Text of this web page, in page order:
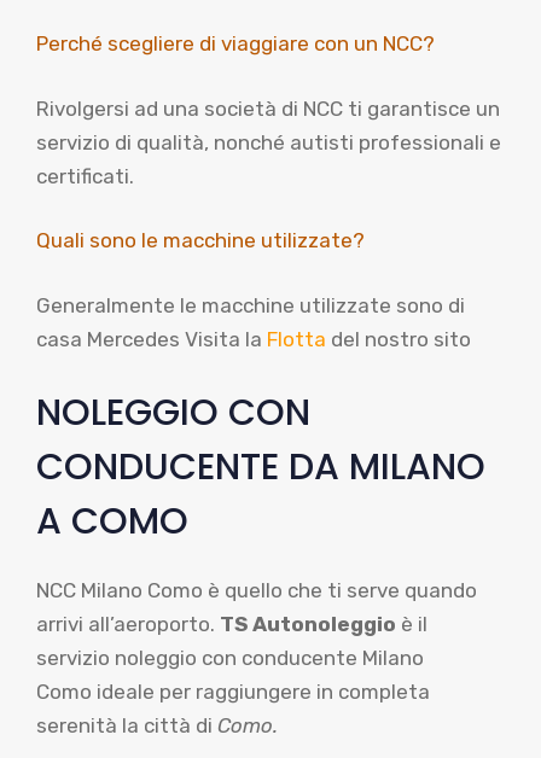
Perché scegliere di viaggiare con un NCC?
Rivolgersi ad una società di NCC ti garantisce un
servizio di qualità, nonché autisti professionali e
certificati.
Quali sono le macchine utilizzate?
Generalmente le macchine utilizzate sono di
casa Mercedes Visita la Flotta del nostro sito
NOLEGGIO CON
CONDUCENTE DA MILANO
A COMO
NCC Milano Como è quello che ti serve quando
arrivi all’aeroporto. TS Autonoleggio è il
servizio noleggio con conducente Milano
Como ideale per raggiungere in completa
serenità la città di Como.